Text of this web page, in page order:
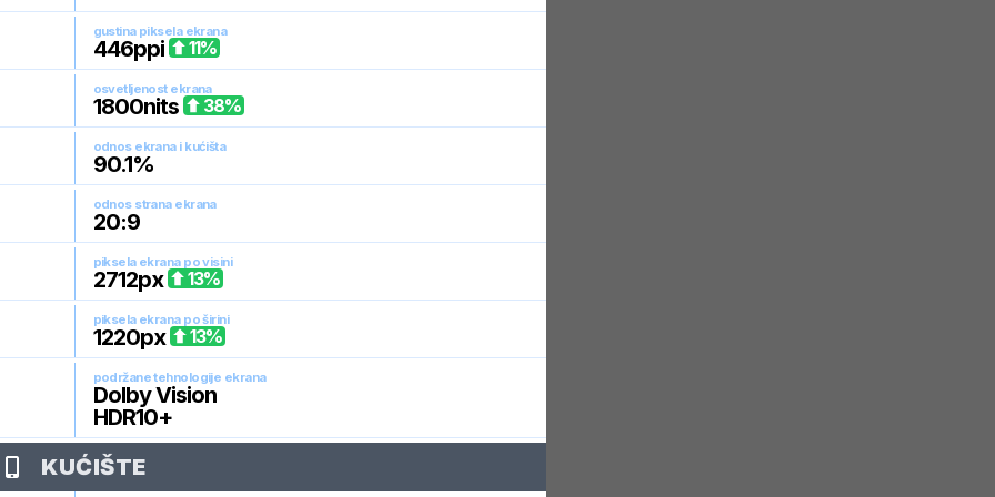
gustina piksela ekrana
446ppi 11%
osvetljenost ekrana
1800nits 38%
odnos ekrana i kućišta
90.1%
odnos strana ekrana
20:9
piksela ekrana po visini
2712px 13%
piksela ekrana po širini
1220px 13%
podržane tehnologije ekrana
Dolby Vision
HDR10+
KUĆIŠTE